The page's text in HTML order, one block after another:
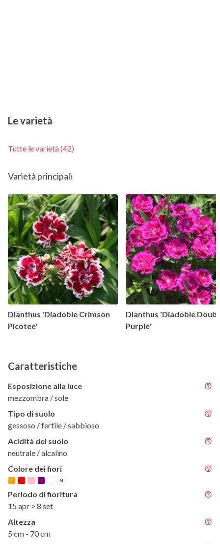
Le varietà
Tutte le varietà (42)
Varietà principali
Dianthus 'Diadoble Crimson
Picotee'
Dianthus 'Diadoble
Purple'
Caratteristiche
Esposizione alla luce
mezzombra / sole
Tipo di suolo
gessoso / fertile / sabbioso
Acidità del suolo
neutrale / alcalino
Colore dei fiori
M
Periodo di fioritura
15 apr > 8 set
Altezza
5 cm - 70 cm